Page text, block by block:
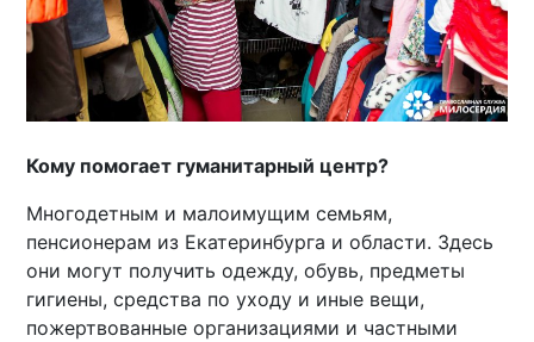
Кому помогает гуманитарный центр?
Многодетным и малоимущим семьям,
пенсионерам из Екатеринбурга и области. Здесь
они могут получить одежду, обувь, предметы
гигиены, средства по уходу и иные вещи,
пожертвованные организациями и частными